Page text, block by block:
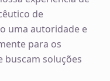
de
uma autoridade e
para os
buscam soluções